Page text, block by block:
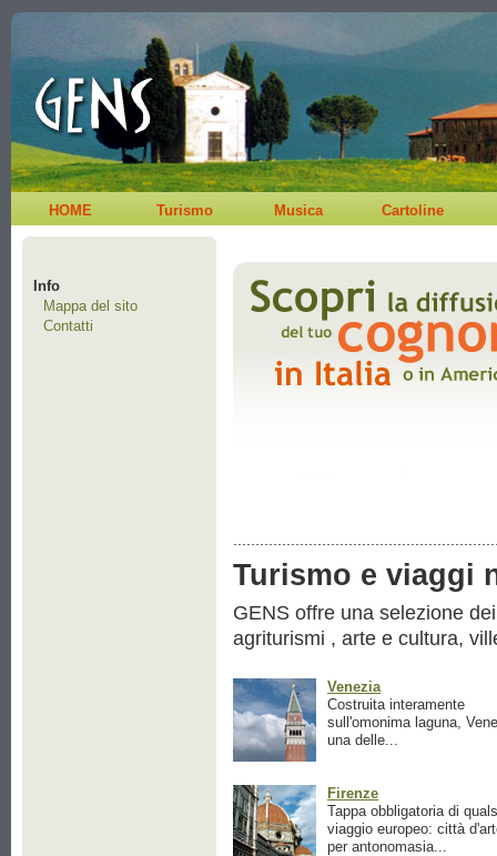
HOME Turismo Musica Cartoline
Info
Mappa del sito
Contatti
Turismo e viaggi
GENS offre una selezione
agriturismi , arte e cultura,
Venezia
Costruita interamente
sull'omonima laguna,
una delle...
Firenze
Tappa obbligatoria di
viaggio europeo: città
per antonomasia...